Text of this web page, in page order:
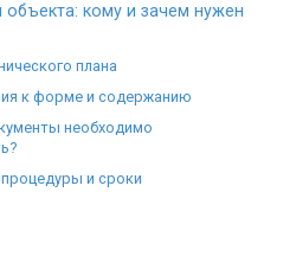
объекта: кому и зачем нужен
плана
к форме и содержанию
необходимо
и сроки